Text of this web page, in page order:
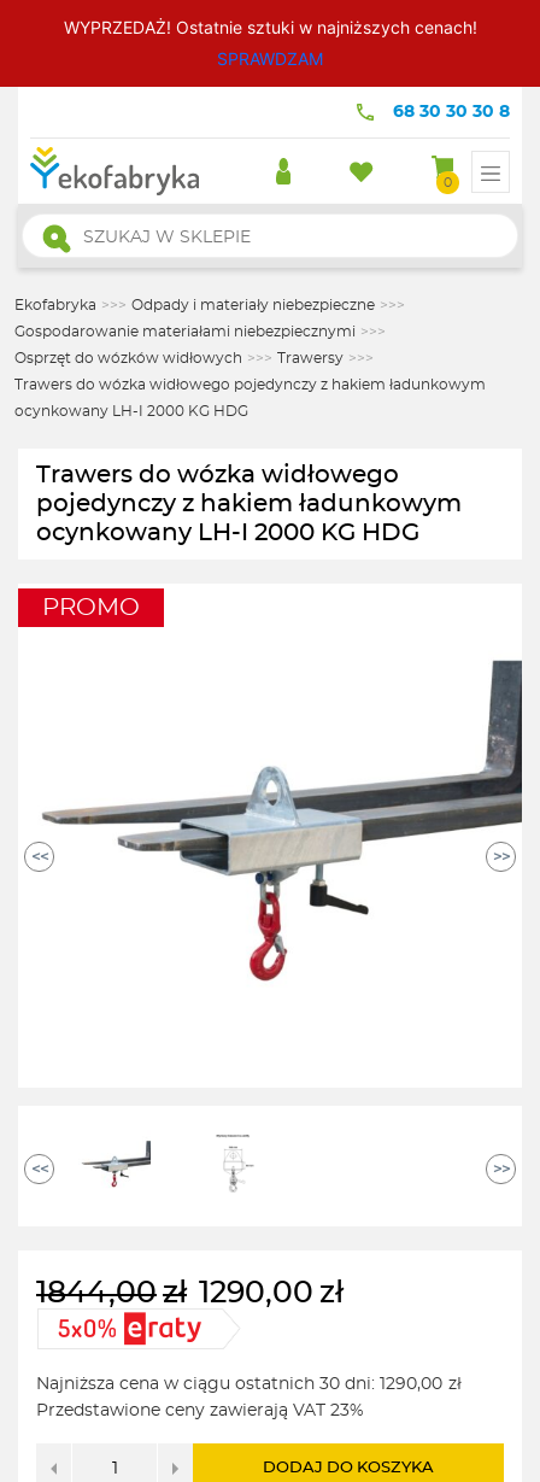
WYPRZEDAŻ! Ostatnie sztuki w najniższych cenach!
SPRAWDZAM
68 30 30 30 8
0
Wyszukiwarka
produktów
Ekofabryka >>> Odpady i materiały niebezpieczne >>>
Gospodarowanie materiałami niebezpiecznymi >>>
Osprzęt do wózków widłowych >>> Trawersy >>>
Trawers do wózka widłowego pojedynczy z hakiem ładunkowym
ocynkowany LH-I 2000 KG HDG
Trawers do wózka widłowego
pojedynczy z hakiem ładunkowym
ocynkowany LH-I 2000 KG HDG
PROMO
<< >>
<< >>
1844,00 zł
Pierwotna
cena
wynosiła:
1844,00zł.
1290,00 zł
Aktualna
cena
wynosi:
1290,00zł.
Najniższa cena w ciągu ostatnich 30 dni: 1290,00 zł
Przedstawione ceny zawierają VAT 23%
DODAJ DO KOSZYKA